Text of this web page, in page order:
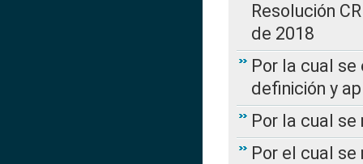
Resolución
de 2018
Por la cual
definición y
Por la cual
Por el cual